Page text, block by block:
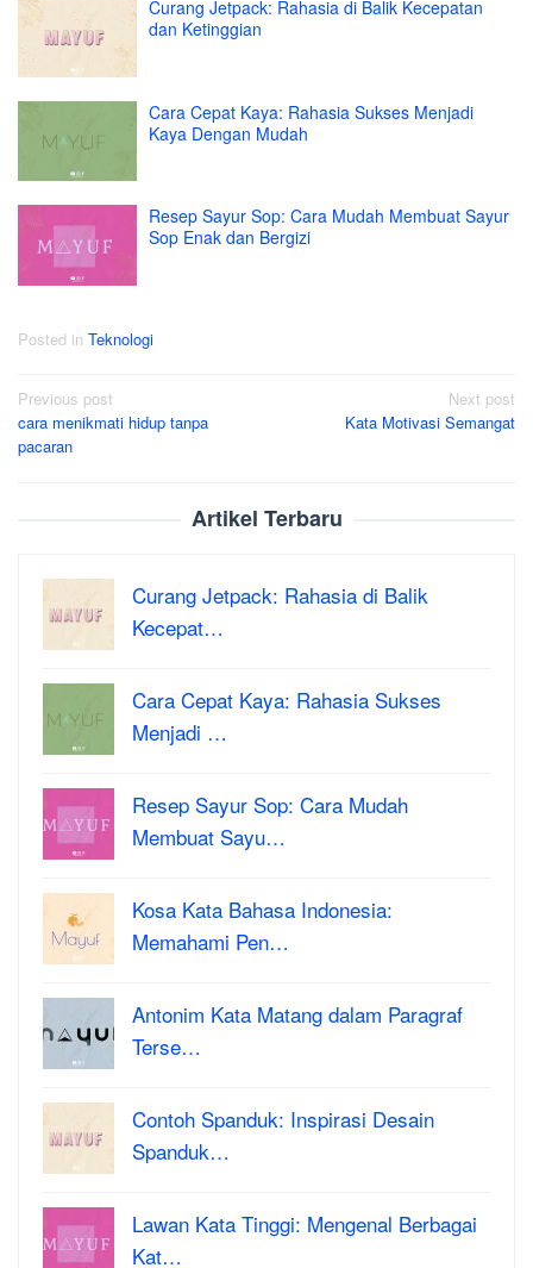
Curang Jetpack: Rahasia di Balik Kecepatan
dan Ketinggian
Cara Cepat Kaya: Rahasia Sukses Menjadi
Kaya Dengan Mudah
Resep Sayur Sop: Cara Mudah Membuat Sayur
Sop Enak dan Bergizi
Posted in Teknologi
Post
navigation
Previous post
cara menikmati hidup tanpa
pacaran
Next post
Kata Motivasi Semangat
Artikel Terbaru
Curang Jetpack: Rahasia di Balik
Kecepat…
Cara Cepat Kaya: Rahasia Sukses
Menjadi …
Resep Sayur Sop: Cara Mudah
Membuat Sayu…
Kosa Kata Bahasa Indonesia:
Memahami Pen…
Antonim Kata Matang dalam Paragraf
Terse…
Contoh Spanduk: Inspirasi Desain
Spanduk…
Lawan Kata Tinggi: Mengenal Berbagai
Kat…